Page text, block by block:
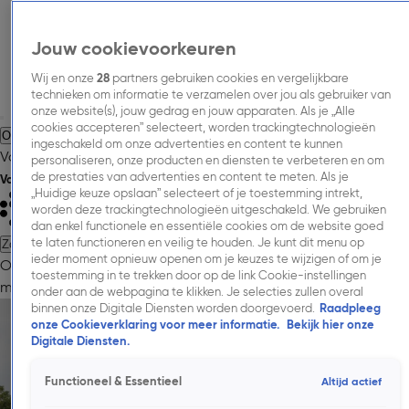
Over Talpa Media. Adverteren. Inspiratie. Nieuws. Inkoopinformatie.
Vacatures.Contact.
Volg Talpa Media
Zoeken
Over Talpa Media.Adverteren.Onze
merken.Cases.Onderzoeken.Nieuws. Inkoopinformatie.
Jouw cookievoorkeuren
Wij en onze 28partners gebruiken cookies en vergelijkbare
technieken om informatie te verzamelen over jou als gebruiker van
onze website(s), jouw gedrag en jouw apparaten. Als je „Alle
cookies accepteren” selecteert, worden trackingtechnologieën
ingeschakeld om onze advertenties en content te kunnen
personaliseren, onze producten en diensten te verbeteren en om
de prestaties van advertenties en content te meten. Als je
„Huidige keuze opslaan” selecteert of je toestemming intrekt,
worden deze trackingtechnologieën uitgeschakeld. We gebruiken
dan enkel functionele en essentiële cookies om de website goed
te laten functioneren en veilig te houden. Je kunt dit menu op
ieder moment opnieuw openen om je keuzes te wijzigen of om je
toestemming in te trekken door op de link Cookie-instellingen
onder aan de webpagina te klikken. Je selecties zullen overal
binnen onze Digitale Diensten worden doorgevoerd. Raadpleeg
onze Cookieverklaring voor meer informatie.
Bekijk hier onze
Digitale Diensten.
Functioneel & Essentieel Altijd actief